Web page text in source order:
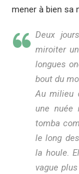
mener à bien sa
Deux
miroiter
longues
bout du
Au milieu
une nuée
tomba
le long
la houle.
vague